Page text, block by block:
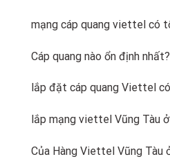
mạng cáp quang viettel có
Cáp quang nào ổn định nhất?
lắp đặt cáp quang Viettel
lắp mạng viettel Vũng Tàu
Của Hàng Viettel Vũng Tàu